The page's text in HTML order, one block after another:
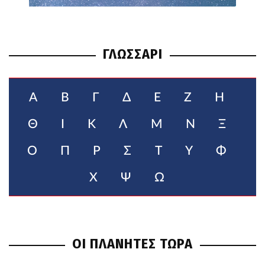
ΓΛΩΣΣΑΡΙ
Α Β Γ Δ Ε Ζ Η
Θ Κ Λ Μ Ν Ξ
Ο Π Ρ Σ Τ Υ Φ
Χ Ψ Ω
ΟΙ ΠΛΑΝΗΤΕΣ ΤΩΡΑ